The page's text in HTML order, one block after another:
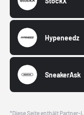
Hypeneedz
SneakerAsk
*Diese Seite enthält Partner-